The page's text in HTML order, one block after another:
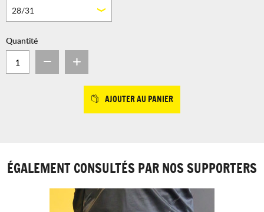
28/31
Quantité
AJOUTER AU PANIER
ÉGALEMENT CONSULTÉS PAR NOS SUPPORTERS